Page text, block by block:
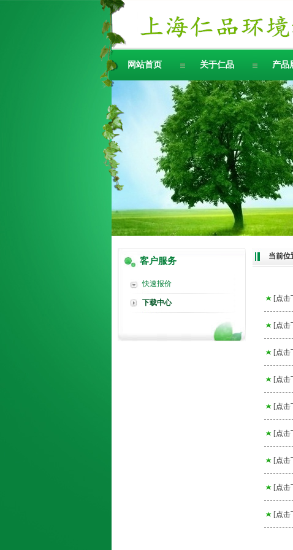
网站首页 关于仁品 产品
客户服务
快速报价
下载中心
当前位
[点击
[点击
[点击
[点击
[点击
[点击
[点击
[点击
[点击